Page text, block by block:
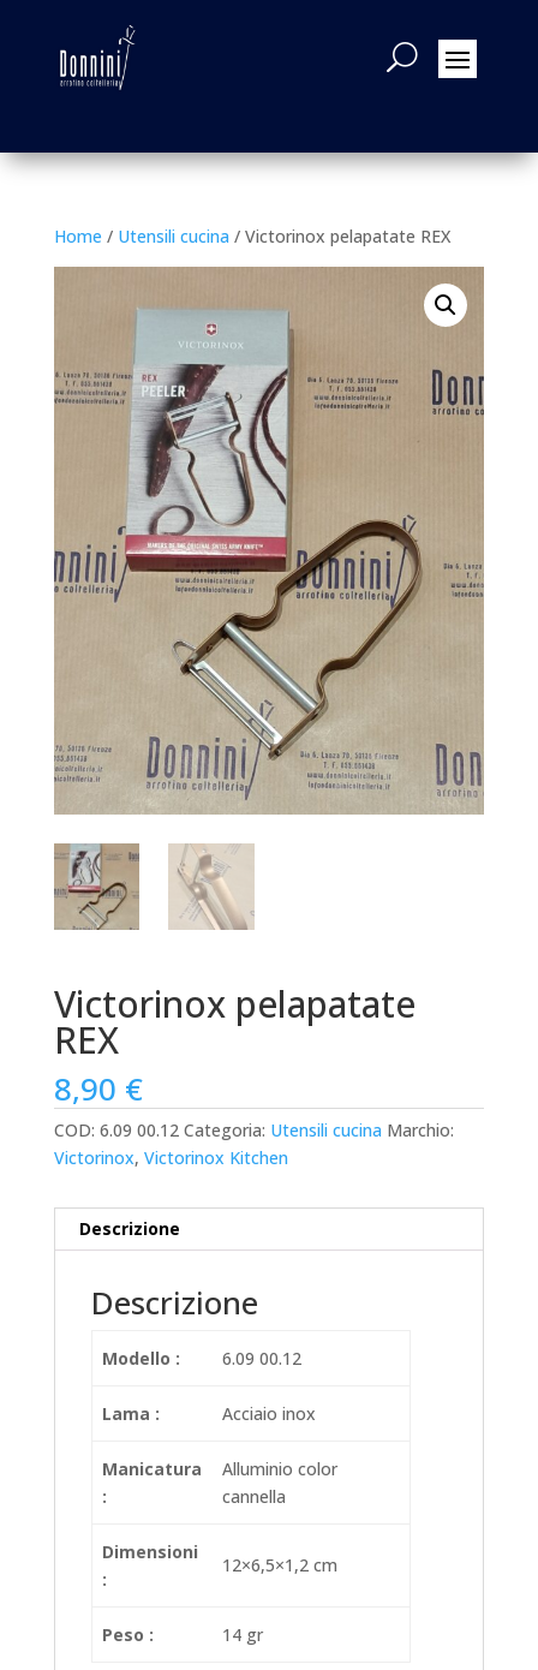
Home / Utensili cucina / Victorinox pelapatate REX
Victorinox pelapatate
REX
8,90 €
COD: 6.09 00.12 Categoria: Utensili cucina Marchio:
Victorinox, Victorinox Kitchen
Descrizione
Descrizione
Modello : 6.09 00.12
Lama : Acciaio inox
Manicatura
:
Alluminio color
cannella
Dimensioni
:
12×6,5×1,2 cm
Peso : 14 gr